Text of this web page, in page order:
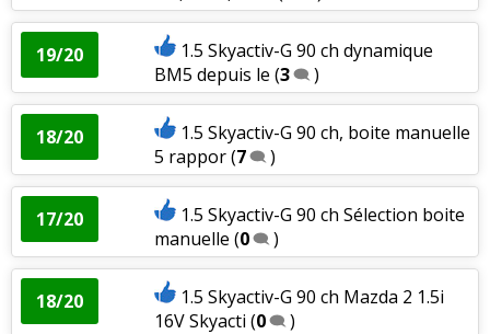
19/20
1.5 Skyactiv-G 90 ch dynamique
BM5 depuis le (3 )
18/20
1.5 Skyactiv-G 90 ch, boite manuelle
5 rappor(7 )
17/20
1.5 Skyactiv-G 90 ch Sélection boite
manuelle (0 )
18/20
1.5 Skyactiv-G 90 ch Mazda 2 1.5i
16V Skyacti (0 )